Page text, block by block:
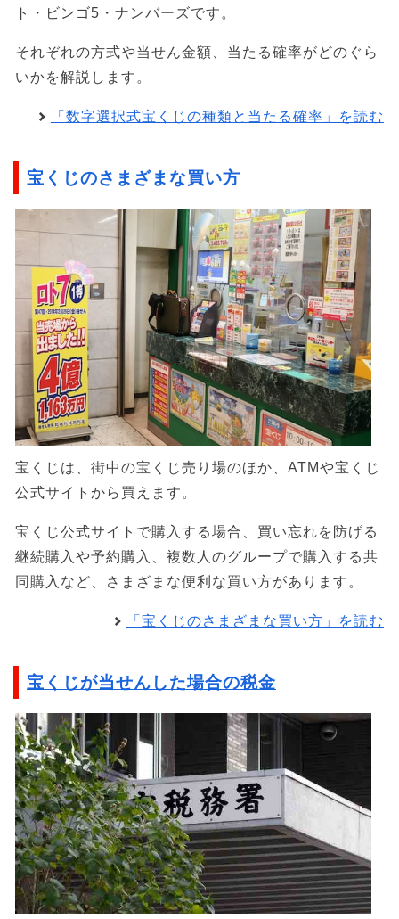
ト・ビンゴ5・ナンバーズです。
それぞれの方式や当せん金額、当たる確率がどのぐら
いかを解説します。
「数字選択式宝くじの種類と当たる確率」を読む
宝くじのさまざまな買い方
宝くじは、街中の宝くじ売り場のほか、ATMや宝くじ
公式サイトから買えます。
宝くじ公式サイトで購入する場合、買い忘れを防げる
継続購入や予約購入、複数人のグループで購入する共
同購入など、さまざまな便利な買い方があります。
「宝くじのさまざまな買い方」を読む
宝くじが当せんした場合の税金